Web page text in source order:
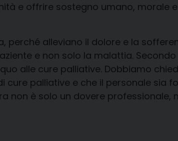
e offrire sostegno umano, morale
perché alleviano il dolore e la
e non solo la malattia.
alle cure palliative. Dobbiamo
cure palliative e che il personale sia
non è solo un dovere professionale,